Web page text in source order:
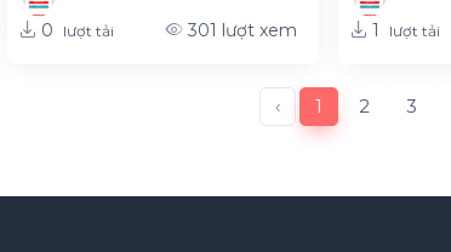
0 lượt tải 301 lượt xem 1 lượt tải
‹ 1 2 3